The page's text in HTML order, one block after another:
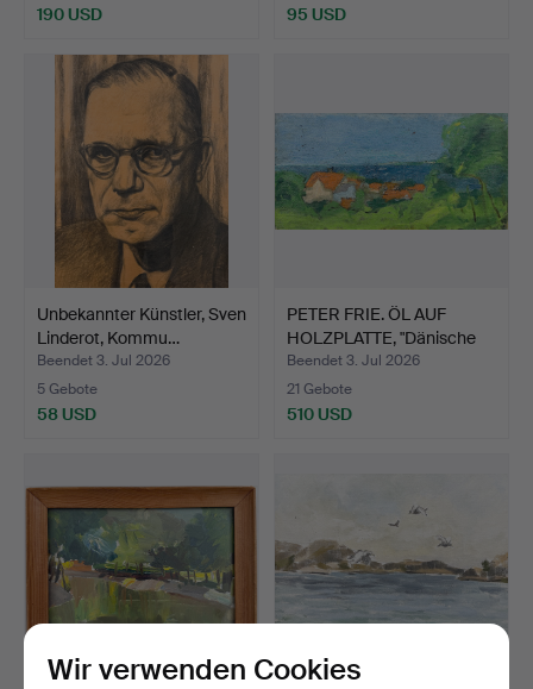
190 USD 95 USD
Unbekannter Künstler, Sven
Linderot, Kommu…
Beendet 3. Jul 2026
5 Gebote
58 USD
PETER FRIE. ÖL AUF
HOLZPLATTE, "Dänische
L…
Beendet 3. Jul 2026
21 Gebote
510 USD
Wir verwenden Cookies